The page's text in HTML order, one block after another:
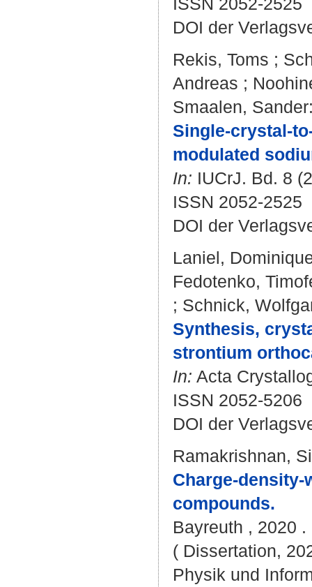
DOI der
Rekis, Toms ;
Andreas ;
Smaalen, Sander
Single-crystal-
modulated
In: IUCrJ. Bd. 8
ISSN 2052-2525
DOI der
Laniel,
Fedotenko,
; Schnick,
Synthesis,
strontium
In: Acta
ISSN 2052-5206
DOI der
Ramakrishnan,
Charge-
compounds.
Bayreuth , 2020 .
( Dissertation,
Physik und